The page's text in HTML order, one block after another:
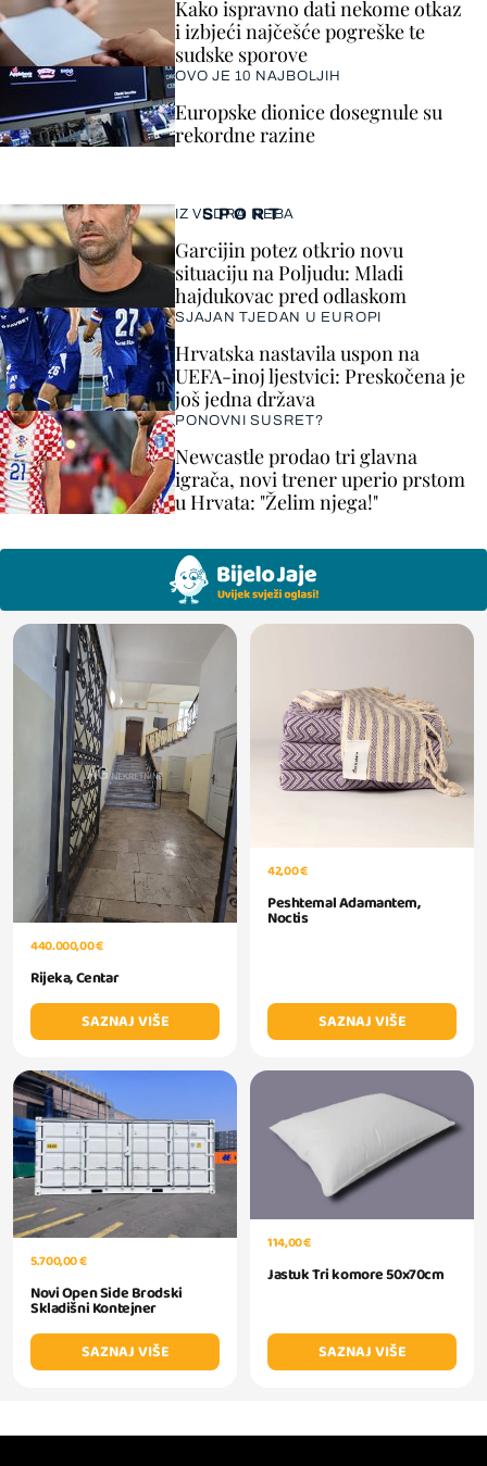
SPORT
IZ VEDRA NEBA
Garcijin potez otkrio novu
situaciju na Poljudu: Mladi
hajdukovac pred odlaskom
SJAJAN TJEDAN U EUROPI
Hrvatska nastavila uspon na
UEFA-inoj ljestvici: Preskočena je
još jedna država
PONOVNI SUSRET?
Newcastle prodao tri glavna
igrača, novi trener uperio prstom
u Hrvata: "Želim njega!"
Kako ispravno dati nekome otkaz
i izbjeći najčešće pogreške te
sudske sporove
OVO JE 10 NAJBOLJIH
Europske dionice dosegnule su
rekordne razine
440.000,00 €
Rijeka, Centar
SAZNAJ VIŠE
42,00 €
Peshtemal Adamantem,
Noctis
SAZNAJ VIŠE
5.700,00 €
Novi Open Side Brodski
Skladišni Kontejner
SAZNAJ VIŠE
114,00 €
Jastuk Tri komore 50x70cm
SAZNAJ VIŠE